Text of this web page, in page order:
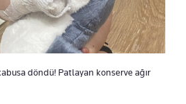
döndü! Patlayan konserve ağır